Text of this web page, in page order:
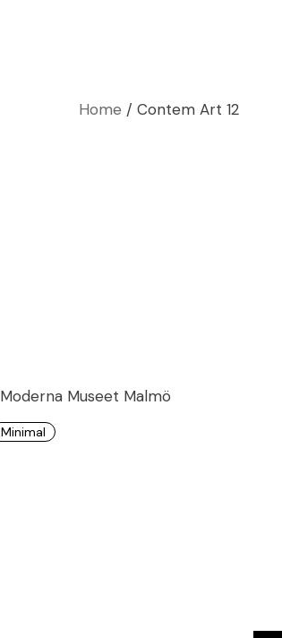
Home Contem Art 12
Moderna Museet Malmö
Minimal